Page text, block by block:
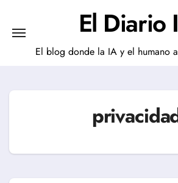
contenido
El Diario
El blog donde la IA y el humano